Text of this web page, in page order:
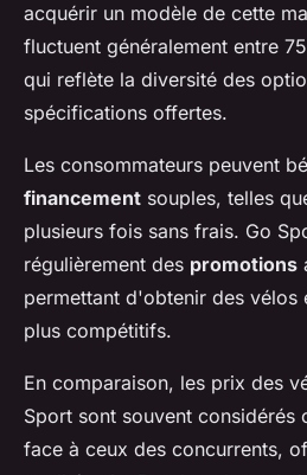
acquérir un modèle de cette
fluctuent généralement entre
qui reflète la diversité des
spécifications offertes.
Les consommateurs peuvent
financement souples, telles
plusieurs fois sans frais. Go
régulièrement des promotions
permettant d'obtenir des vélos
plus compétitifs.
En comparaison, les prix des
Sport sont souvent considérés
face à ceux des concurrents,